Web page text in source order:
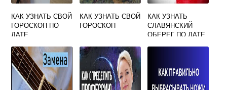
КАК УЗНАТЬ СВОЙ
ГОРОСКОП ПО
ДАТЕ
КАК УЗНАТЬ СВОЙ
ГОРОСКОП
КАК УЗНАТЬ
СЛАВЯНСКИЙ
ОБЕРЕГ ПО ДАТЕ